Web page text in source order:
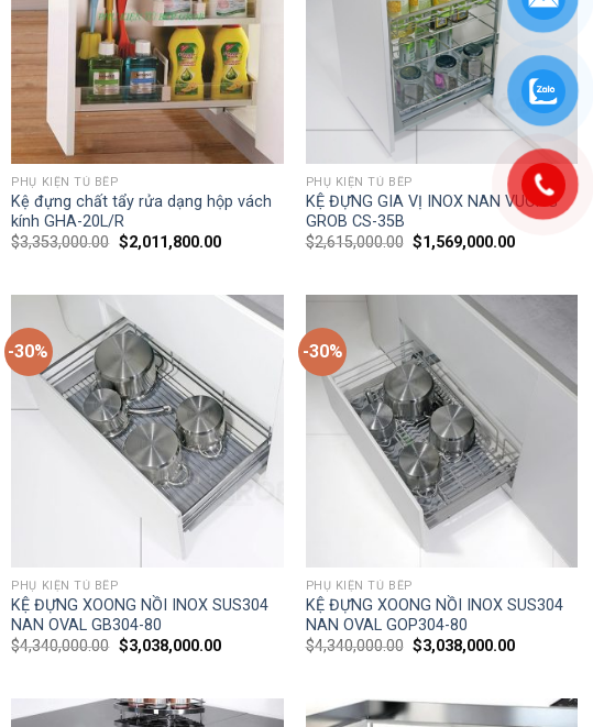
PHỤ KIỆN TỦ BẾP
Kệ đựng chất tẩy rửa dạng hộp vách
kính GHA-20L/R
$3,353,000.00 $2,011,800.00
PHỤ KIỆN TỦ BẾP
KỆ ĐỰNG GIA VỊ INOX NAN VUÔNG
GROB CS-35B
$2,615,000.00 $1,569,000.00
-30%
PHỤ KIỆN TỦ BẾP
KỆ ĐỰNG XOONG NỒI INOX SUS304
NAN OVAL GB304-80
$4,340,000.00 $3,038,000.00
-30%
PHỤ KIỆN TỦ BẾP
KỆ ĐỰNG XOONG NỒI INOX SUS304
NAN OVAL GOP304-80
$4,340,000.00 $3,038,000.00